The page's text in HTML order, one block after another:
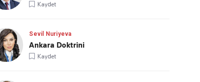
Kaydet
Sevil Nuriyeva
Ankara Doktrini
Kaydet